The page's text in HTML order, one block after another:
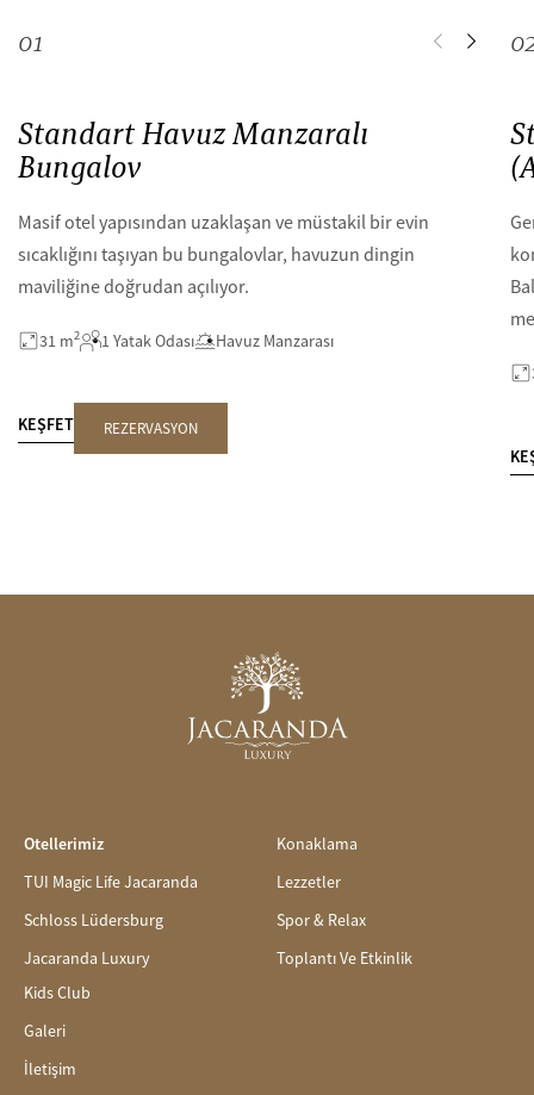
Standart Havuz Manzaralı
Bungalov
Masif otel yapısından uzaklaşan ve müstakil bir evin
sıcaklığını taşıyan bu bungalovlar, havuzun dingin
maviliğine doğrudan açılıyor.
31 m2 1 Yatak Odası Havuz Manzarası
KEŞFET REZERVASYON
01 0
Otellerimiz
TUI Magic Life Jacaranda
Schloss Lüdersburg
Jacaranda Luxury
Konaklama
Lezzetler
Spor & Relax
Toplantı Ve Etkinlik
Kids Club
Galeri
İletişim